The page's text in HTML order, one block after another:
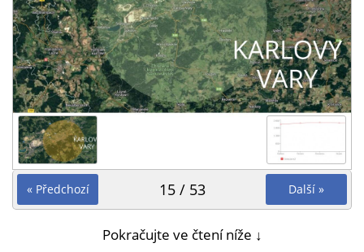
« Předchozí Další »
15 / 53
Pokračujte ve čtení níže ↓